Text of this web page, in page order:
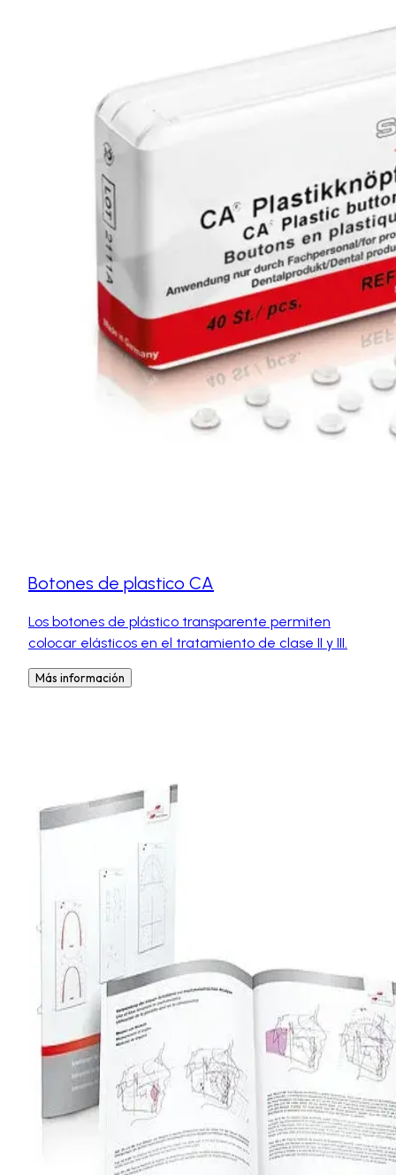
Botones de plastico CA
Los botones de plástico transparente permiten
colocar elásticos en el tratamiento de clase II y III.
Más información